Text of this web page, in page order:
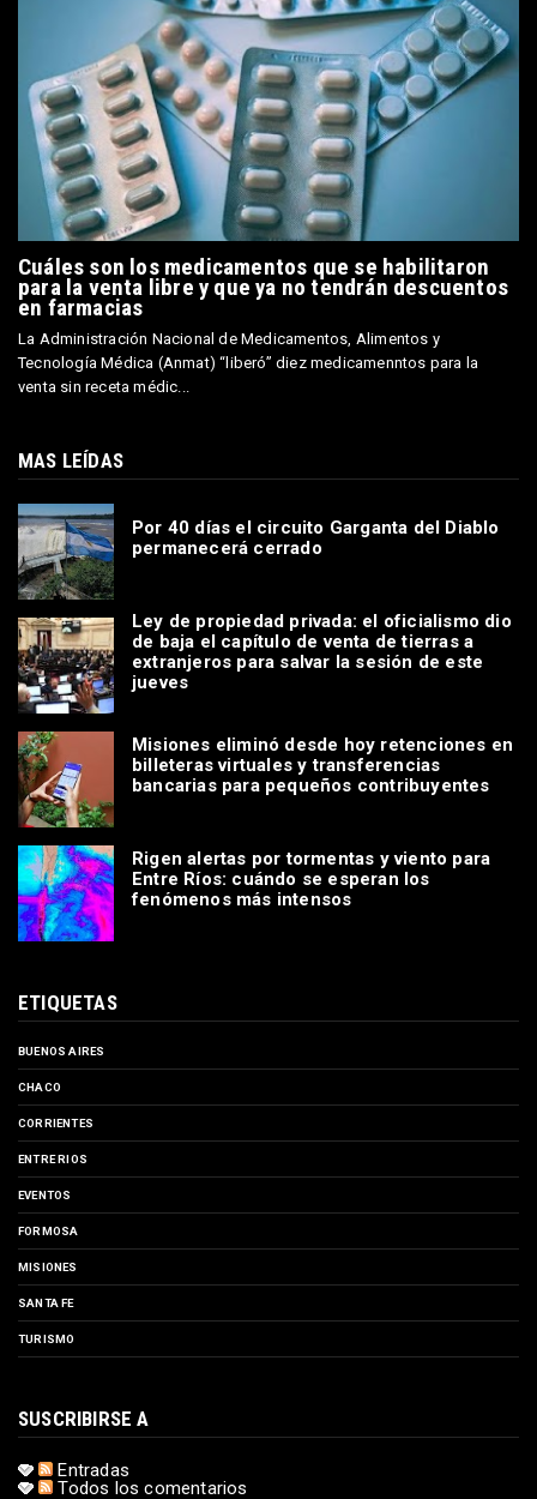
Cuáles son los medicamentos que se habilitaron
para la venta libre y que ya no tendrán descuentos
en farmacias
La Administración Nacional de Medicamentos, Alimentos y
Tecnología Médica (Anmat) “liberó” diez medicamenntos para la
venta sin receta médic...
MAS LEÍDAS
Por 40 días el circuito Garganta del Diablo
permanecerá cerrado
Ley de propiedad privada: el oficialismo dio
de baja el capítulo de venta de tierras a
extranjeros para salvar la sesión de este
jueves
Misiones eliminó desde hoy retenciones en
billeteras virtuales y transferencias
bancarias para pequeños contribuyentes
Rigen alertas por tormentas y viento para
Entre Ríos: cuándo se esperan los
fenómenos más intensos
ETIQUETAS
BUENOS AIRES
CHACO
CORRIENTES
ENTRE RIOS
EVENTOS
FORMOSA
MISIONES
SANTA FE
TURISMO
SUSCRIBIRSE A
Entradas
Todos los comentarios